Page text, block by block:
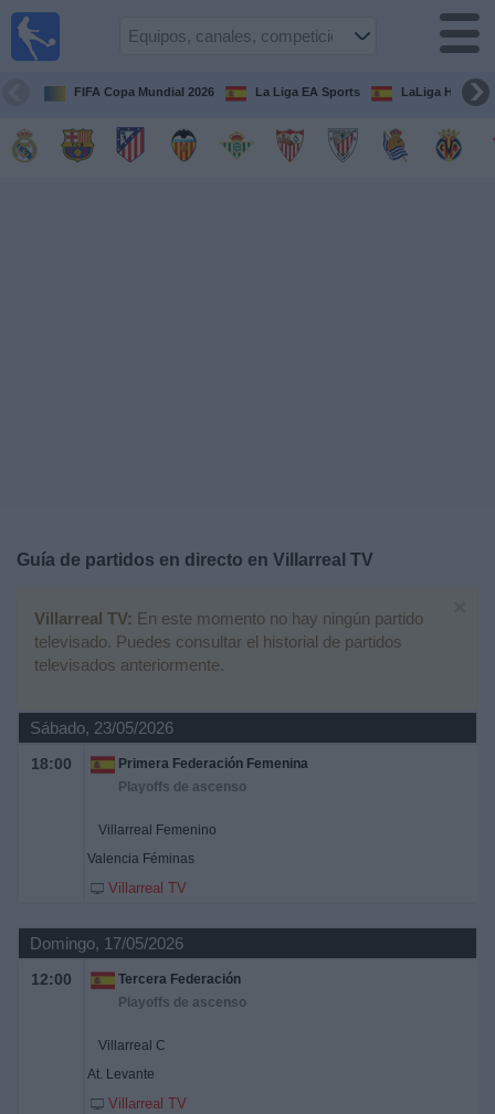
FIFA Copa Mundial 2026 La Liga EA Sports LaLiga
Guía de partidos en directo en Villarreal TV
Villarreal TV: En este momento no hay ningún partido
televisado. Puedes consultar el historial de partidos
televisados anteriormente.
Sábado, 23/05/2026
18:00
Primera Federación Femenina
Playoffs de ascenso
Villarreal Femenino
Valencia Féminas
Villarreal TV
Domingo, 17/05/2026
12:00
Tercera Federación
Playoffs de ascenso
Villarreal C
At. Levante
Villarreal TV
Guía de
Televisados
Noticias
Widget